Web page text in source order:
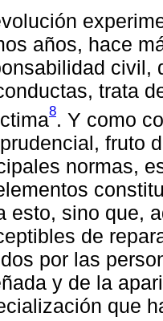
años, hace
civil,
trata
8. Y como
fruto
normas,
esto, sino que,
de
por las
y de la
que